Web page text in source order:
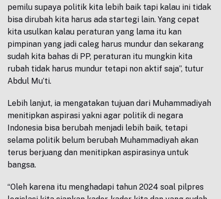
pemilu supaya politik kita lebih baik tapi kalau ini tidak
bisa dirubah kita harus ada startegi lain. Yang cepat
kita usulkan kalau peraturan yang lama itu kan
pimpinan yang jadi caleg harus mundur dan sekarang
sudah kita bahas di PP, peraturan itu mungkin kita
rubah tidak harus mundur tetapi non aktif saja”, tutur
Abdul Mu’ti.
Lebih lanjut, ia mengatakan tujuan dari Muhammadiyah
menitipkan aspirasi yakni agar politik di negara
Indonesia bisa berubah menjadi lebih baik, tetapi
selama politik belum berubah Muhammadiyah akan
terus berjuang dan menitipkan aspirasinya untuk
bangsa.
“Oleh karena itu menghadapi tahun 2024 soal pilpres